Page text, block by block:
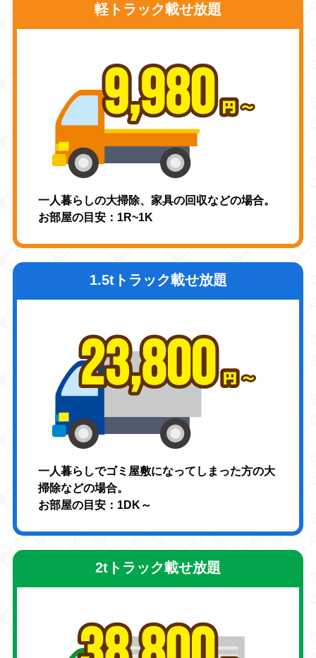
軽トラック載せ放題
一人暮らしの大掃除、家具の回収などの場合。
お部屋の目安：1R~1K
1.5tトラック載せ放題
一人暮らしでゴミ屋敷になってしまった方の大
掃除などの場合。
お部屋の目安：1DK～
2tトラック載せ放題